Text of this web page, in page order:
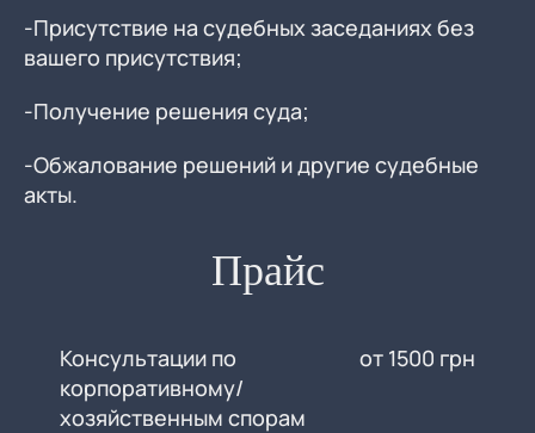
-Присутствие на судебных заседаниях без
вашего присутствия;
-Получение решения суда;
-Обжалование решений и другие судебные
акты.
Прайс
Консультации по
корпоративному/
хозяйственным спорам
от 1500 грн